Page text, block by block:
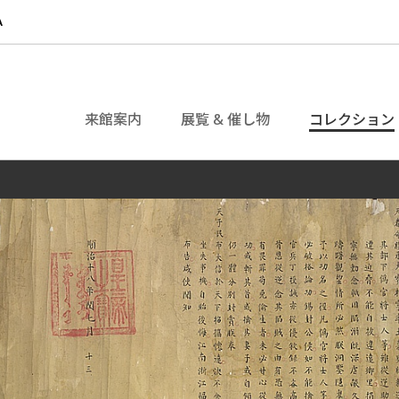
来館案内 展覧 & 催し物 コレクション